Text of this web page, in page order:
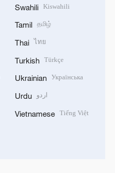
Swahili Kiswahili
Tamil தமிழ்
Thai ไทย
Turkish Türkçe
Ukrainian Українська
Urdu اردو
Vietnamese Tiếng Việt